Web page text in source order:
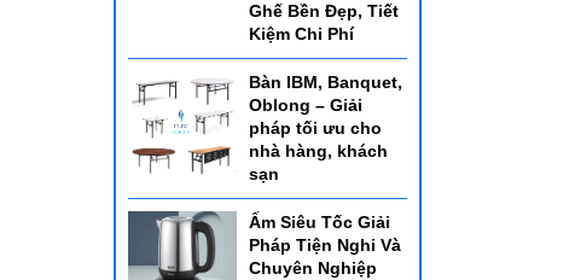
Ghế Bền Đẹp, Tiết
Kiệm Chi Phí
Bàn IBM, Banquet,
Oblong – Giải
pháp tối ưu cho
nhà hàng, khách
sạn
Ấm Siêu Tốc Giải
Pháp Tiện Nghi Và
Chuyên Nghiệp